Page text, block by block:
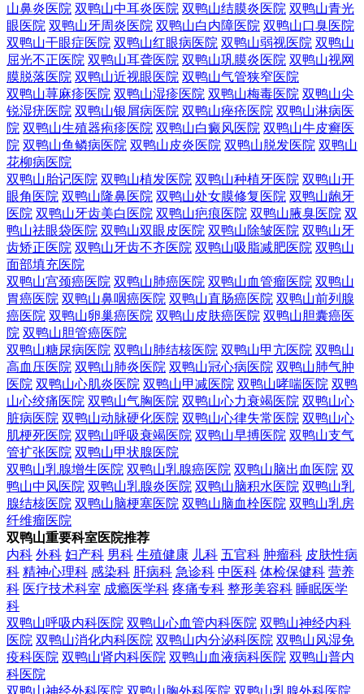
山鼻炎医院 双鸭山中耳炎医院 双鸭山结膜炎医院 双鸭山青光
眼医院 双鸭山牙周炎医院 双鸭山白内障医院 双鸭山口臭医院
双鸭山干眼症医院 双鸭山红眼病医院 双鸭山弱视医院 双鸭山
屈光不正医院 双鸭山耳聋医院 双鸭山巩膜炎医院 双鸭山视网
膜脱落医院 双鸭山近视眼医院 双鸭山气管狭窄医院
双鸭山荨麻疹医院 双鸭山湿疹医院 双鸭山梅毒医院 双鸭山尖
锐湿疣医院 双鸭山银屑病医院 双鸭山痤疮医院 双鸭山淋病医
院 双鸭山生殖器疱疹医院 双鸭山白癜风医院 双鸭山牛皮癣医
院 双鸭山鱼鳞病医院 双鸭山皮炎医院 双鸭山脱发医院 双鸭山
花柳病医院
双鸭山胎记医院 双鸭山植发医院 双鸭山种植牙医院 双鸭山开
眼角医院 双鸭山隆鼻医院 双鸭山处女膜修复医院 双鸭山龅牙
医院 双鸭山牙齿美白医院 双鸭山疤痕医院 双鸭山腋臭医院 双
鸭山祛眼袋医院 双鸭山双眼皮医院 双鸭山除皱医院 双鸭山牙
齿矫正医院 双鸭山牙齿不齐医院 双鸭山吸脂减肥医院 双鸭山
面部填充医院
双鸭山宫颈癌医院 双鸭山肺癌医院 双鸭山血管瘤医院 双鸭山
胃癌医院 双鸭山鼻咽癌医院 双鸭山直肠癌医院 双鸭山前列腺
癌医院 双鸭山卵巢癌医院 双鸭山皮肤癌医院 双鸭山胆囊癌医
院 双鸭山胆管癌医院
双鸭山糖尿病医院 双鸭山肺结核医院 双鸭山甲亢医院 双鸭山
高血压医院 双鸭山肺炎医院 双鸭山冠心病医院 双鸭山肺气肿
医院 双鸭山心肌炎医院 双鸭山甲减医院 双鸭山哮喘医院 双鸭
山心绞痛医院 双鸭山气胸医院 双鸭山心力衰竭医院 双鸭山心
脏病医院 双鸭山动脉硬化医院 双鸭山心律失常医院 双鸭山心
肌梗死医院 双鸭山呼吸衰竭医院 双鸭山早搏医院 双鸭山支气
管扩张医院 双鸭山甲状腺医院
双鸭山乳腺增生医院 双鸭山乳腺癌医院 双鸭山脑出血医院 双
鸭山中风医院 双鸭山乳腺炎医院 双鸭山脑积水医院 双鸭山乳
腺结核医院 双鸭山脑梗塞医院 双鸭山脑血栓医院 双鸭山乳房
纤维瘤医院
双鸭山重要科室医院推荐
内科 外科 妇产科 男科 生殖健康 儿科 五官科 肿瘤科 皮肤性病
科 精神心理科 感染科 肝病科 急诊科 中医科 体检保健科 营养
科 医疗技术科室 成瘾医学科 疼痛专科 整形美容科 睡眠医学
科
双鸭山呼吸内科医院 双鸭山心血管内科医院 双鸭山神经内科
医院 双鸭山消化内科医院 双鸭山内分泌科医院 双鸭山风湿免
疫科医院 双鸭山肾内科医院 双鸭山血液病科医院 双鸭山普内
科医院
双鸭山神经外科医院 双鸭山胸外科医院 双鸭山乳腺外科医院